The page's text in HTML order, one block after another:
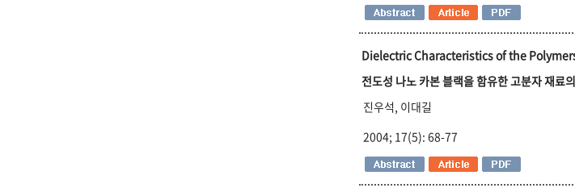
Dielectric Characteristics of the
전도성 나노 카본 블랙을 함유한 고분자 재료
진우석, 이대길
2004; 17(5): 68-77